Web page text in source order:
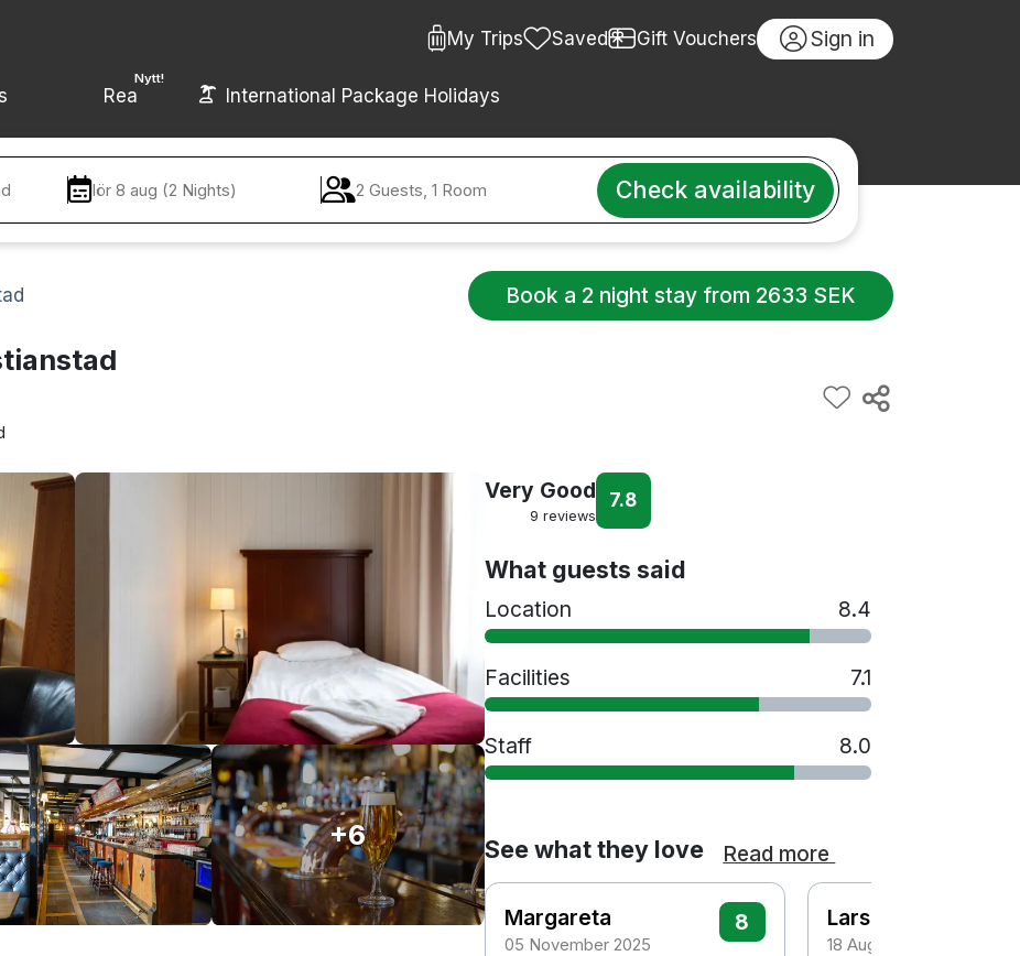
My Trips Saved Gift Vouchers Sign in
Nytt!
Rea International Package Holidays
lör 8 aug (2 Nights) 2 Guests, 1 Room Check availability
Book a 2 night stay from 2633 SEK
+6
Very Good
9 reviews
7.8
What guests said
Location 8.4
Facilities 7.1
Staff 8.0
See what they love Read more
Margareta
05 November 2025
8 Lars
18 August 2025